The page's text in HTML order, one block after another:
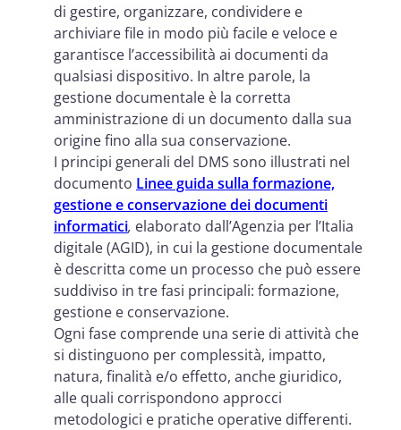
di gestire, organizzare, condividere e
archiviare file in modo più facile e veloce e
garantisce l’accessibilità ai documenti da
qualsiasi dispositivo. In altre parole, la
gestione documentale è la corretta
amministrazione di un documento dalla sua
origine fino alla sua conservazione.
I principi generali del DMS sono illustrati nel
documento Linee guida sulla formazione,
gestione e conservazione dei documenti
informatici, elaborato dall’Agenzia per l’Italia
digitale (AGID), in cui la gestione documentale
è descritta come un processo che può essere
suddiviso in tre fasi principali: formazione,
gestione e conservazione.
Ogni fase comprende una serie di attività che
si distinguono per complessità, impatto,
natura, finalità e/o effetto, anche giuridico,
alle quali corrispondono approcci
metodologici e pratiche operative differenti.